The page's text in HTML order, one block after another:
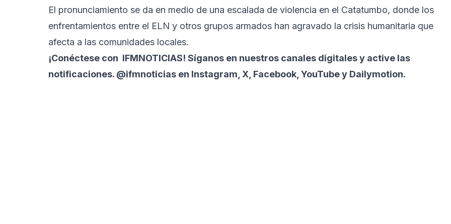
El pronunciamiento se da en medio de una escalada de violencia en el Catatumbo, donde los
enfrentamientos entre el ELN y otros grupos armados han agravado la crisis humanitaria que
afecta a las comunidades locales.
¡Conéctese con IFMNOTICIAS! Síganos en nuestros canales digitales y active las
notificaciones. @ifmnoticias en Instagram, X, Facebook, YouTube y Dailymotion.